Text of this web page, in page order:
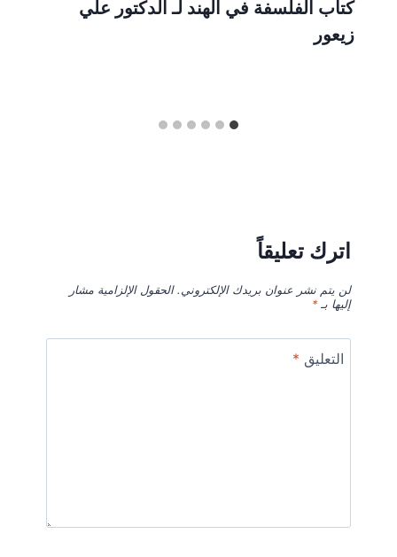
كتاب الفلسفة في الهند لـ الدكتور علي
زيعور
اترك تعليقاً
لن يتم نشر عنوان بريدك الإلكتروني. الحقول الإلزامية مشار
إليها بـ*
التعليق *